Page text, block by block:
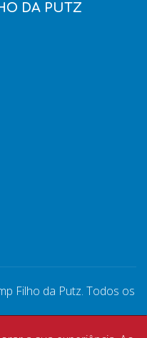
DA PUTZ
Filho da Putz. Todos os